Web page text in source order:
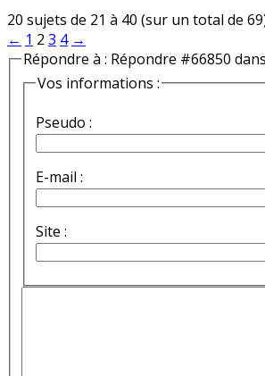
20 sujets de 21 à 40 (sur un total de
← 1 2 3 4 →
Répondre à : Répondre #66850
Vos informations :
Pseudo :
E-mail :
Site :